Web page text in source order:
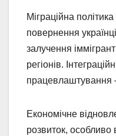
Міграційна
повернення
залучення
регіонів.
працевлаштування
Економічне
розвиток, особливо